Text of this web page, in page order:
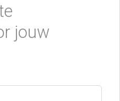
jouw